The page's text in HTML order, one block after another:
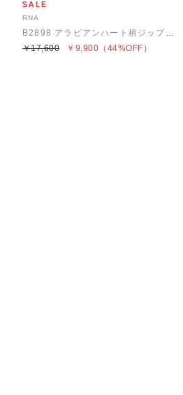
RNA
B2898 アラビアンハート柄ジップアップフーディ
￥9,900
￥17,600 （44%OFF）